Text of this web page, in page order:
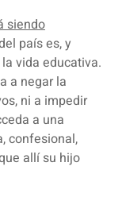
siendo
país es, y
vida educativa.
a negar la
ni a impedir
a una
confesional,
allí su hijo